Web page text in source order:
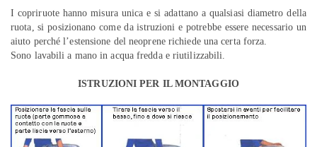
I copriruote hanno misura unica e si adattano a qualsiasi diametro della
ruota, si posizionano come da istruzioni e potrebbe essere necessario un
aiuto perché l’estensione del neoprene richiede una certa forza.
Sono lavabili a mano in acqua fredda e riutilizzabili.
ISTRUZIONI PER IL MONTAGGIO